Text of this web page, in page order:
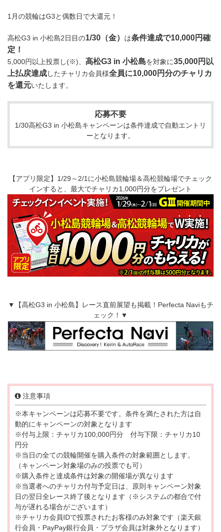
1月の競輪はG3と偶数日で大還元！
高松G3 in 小松島2日目の1/30（金） は条件達成で10,000円確
定！
5,000円以上投票し(※)、 高松G3 in 小松島を対象に35,000円以
上払戻達成したチャリカ会員様全員に10,000円分のチャリカ
を還元いたします。
応募不要
1/30高松G3 in 小松島キャンペーンは条件達成で自動エントリ
ーとなります。
【アプリ限定】1/29～2/1に小松島競輪場＆高松競輪場でチェック
インすると、最大でチャリカ1,000円分をプレゼント
▼【高松G3 in 小松島】レース直前展望も掲載！Perfecta Naviもチ
ェック！▼
注意事項
※本キャンペーンは応募不要です。条件を満たされた方は自
動的にキャンペーンの対象となります
※付与上限：チャリカ100,000円分 付与下限：チャリカ10
円分
※当日の全ての競輪開催を購入条件の対象範囲とします。
（キャンペーン対象場のみの投票でも可）
※購入条件と達成条件は対象の開催場が異なります
※当選者へのチャリカ付与予定日は、原則キャンペーン対象
日の翌日全レース終了後となります（※システムの都合で付
与が遅れる場合がございます）
※チャリカ会員IDで投票されたお客様のみ対象です（楽天銀
行会員・PayPay銀行会員・プラザ会員は対象外となります）